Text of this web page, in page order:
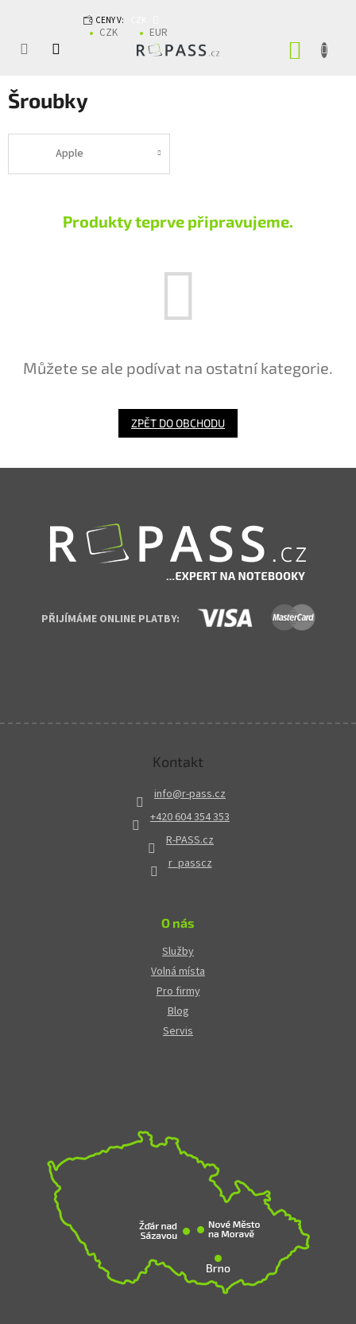
CENY V:
CZK EUR
Šroubky
Apple
Produkty teprve připravujeme.
Můžete se ale podívat na ostatní kategorie.
ZPĚT DO OBCHODU
PŘIJÍMÁME ONLINE PLATBY:
Kontakt
info@r-pass.cz
+420 604 354 353
R-PASS.cz
r_passcz
O nás
Služby
Volná místa
Pro firmy
Blog
Servis